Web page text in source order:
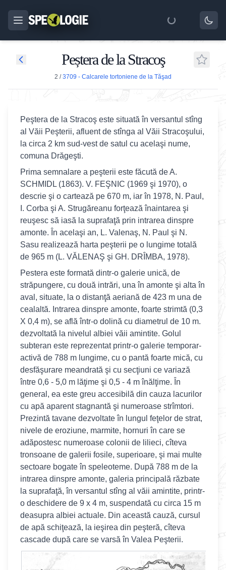
Peștera de la Stracoş
2 /3709 - Calcarele tortoniene de la Tăşad
Peştera de la Stracoş este situată în versantul stîng
al Văii Peşterii, afluent de stînga al Văii Stracoşului,
la circa 2 km sud-vest de satul cu acelaşi nume,
comuna Drăgeşti.
Prima semnalare a peşterii este făcută de A.
SCHMIDL (1863). V. FEŞNIC (1969 şi 1970), o
descrie şi o cartează pe 670 m, iar în 1978, N. Paul,
I. Corba şi A. Strugăreanu forţează înaintarea şi
reuşesc să iasă la suprafaţă prin intrarea dinspre
amonte. În acelaşi an, L. Valenaş, N. Paul şi N.
Sasu realizează harta peşterii pe o lungime totală
de 965 m (L. VĂLENAŞ şi GH. DRÎMBA, 1978).
Pestera este formată dintr-o galerie unică, de
străpungere, cu două intrări, una în amonte şi alta în
aval, situate, la o distanţă aeriană de 423 m una de
cealaltă. Intrarea dinspre amonte, foarte strimtă (0,3
X 0,4 m), se află într-o dolină cu diametrul de 10 m.
dezvoltată la nivelul albiei văii amintite. Golul
subteran este reprezentat printr-o galerie temporar-
activă de 788 m lungime, cu o pantă foarte mică, cu
desfăşurare meandrată şi cu secţiuni ce variază
între 0,6 - 5,0 m lăţime şi 0,5 - 4 m înălţime. În
general, ea este greu accesibilă din cauza lacurilor
cu apă aparent stagnantă şi numeroase strîmtori.
Prezintă tavane dezvoltate în lungul feţelor de strat,
nivele de eroziune, marmite, hornuri în care se
adăpostesc numeroase colonii de lilieci, cîteva
tronsoane de galerii fosile, superioare, şi mai multe
sectoare bogate în speleoteme. După 788 m de la
intrarea dinspre amonte, galeria principală răzbate
la suprafaţă, în versantul stîng al văii amintite, printr-
o deschidere de 9 x 4 m, suspendată cu circa 15 m
deasupra albiei actuale. Din această cauză, cursul
de apă schiţează, la ieşirea din peşteră, cîteva
cascade după care se varsă în Valea Peşterii.